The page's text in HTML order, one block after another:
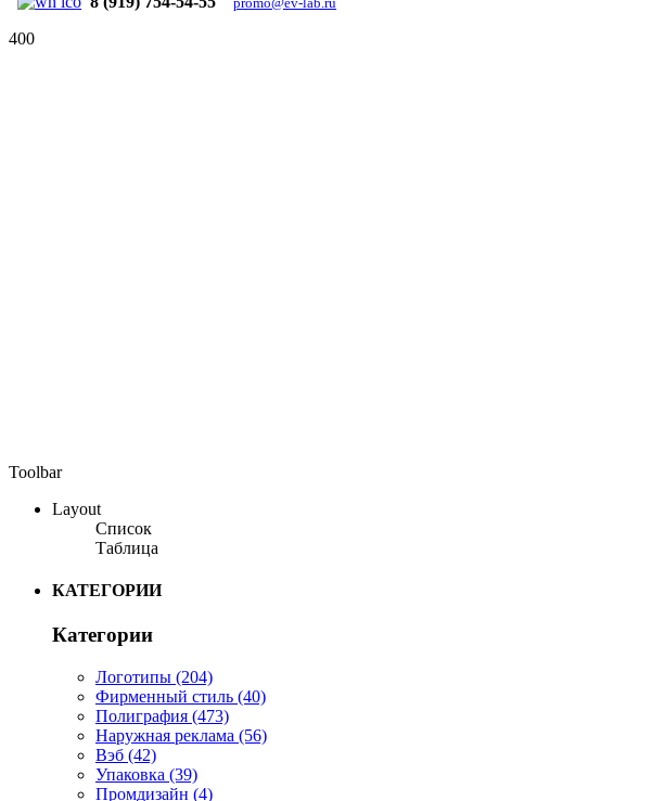
400
Toolbar
Layout
Список
Таблица
КАТЕГОРИИ
Категории
Логотипы (204)
Фирменный стиль (40)
Полиграфия (473)
Наружная реклама (56)
Вэб (42)
Упаковка (39)
Промдизайн (4)